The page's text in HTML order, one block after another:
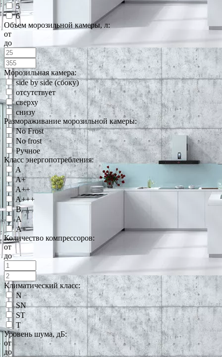
5
6
Объем морозильной камеры, л:
от
до
Морозильная камера:
side by side (сбоку)
отсутствует
сверху
снизу
Размораживание морозильной камеры:
No Frost
No frost
Ручное
Класс энергопотребления:
A
A+
A++
A+++
B
А
А+
Количество компрессоров:
от
до
Климатический класс:
N
SN
ST
T
Уровень шума, дБ:
от
до